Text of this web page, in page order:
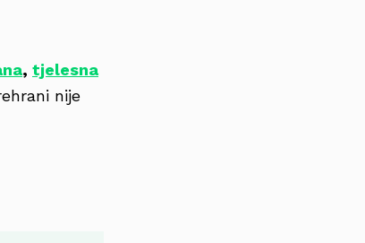
, tjelesna
nije